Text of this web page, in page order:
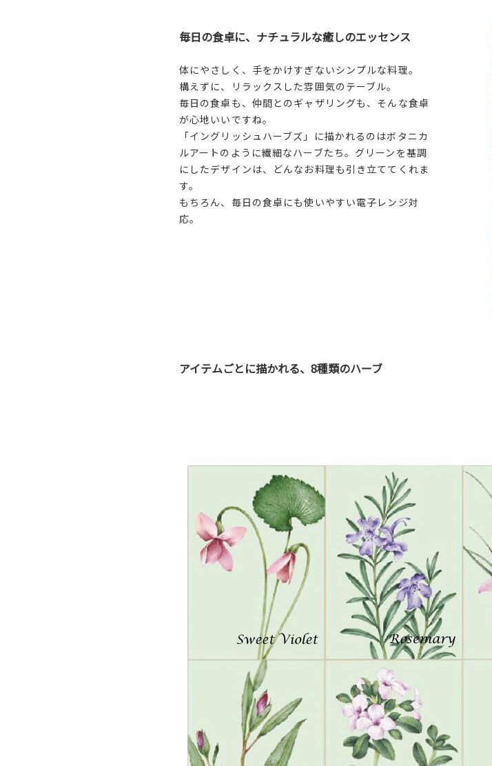
毎日の食卓に、ナチュラルな癒しのエッセンス
体にやさしく、手をかけすぎないシンプルな料理。
構えずに、リラックスした雰囲気のテーブル。
毎日の食卓も、仲間とのギャザリングも、そんな食卓
が心地いいですね。
「イングリッシュハーブズ」に描かれるのはボタニカ
ルアートのように繊細なハーブたち。グリーンを基調
にしたデザインは、どんなお料理も引き立ててくれま
す。
もちろん、毎日の食卓にも使いやすい電子レンジ対
応。
アイテムごとに描かれる、8種類のハーブ